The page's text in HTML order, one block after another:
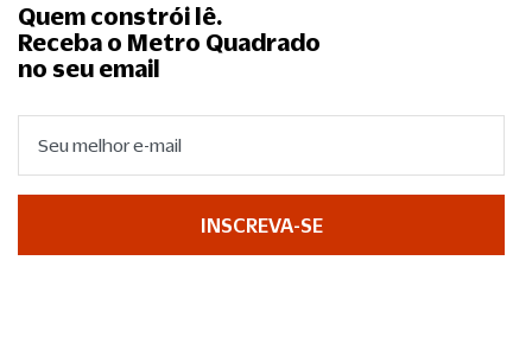
Quem constrói lê.
Receba o Metro Quadrado
no seu email
INSCREVA-SE